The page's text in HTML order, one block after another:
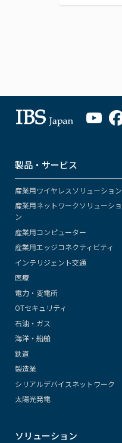
製品・サービス
産業用ワイヤレスソリューション
産業用ネットワークソリューショ
ン
産業用コンピューター
産業用エッジコネクティビティ
インテリジェント交通
医療
電力・変電所
OTセキュリティ
石油・ガス
海洋・船舶
鉄道
製造業
シリアルデバイスネットワーク
太陽光発電
ソリューション